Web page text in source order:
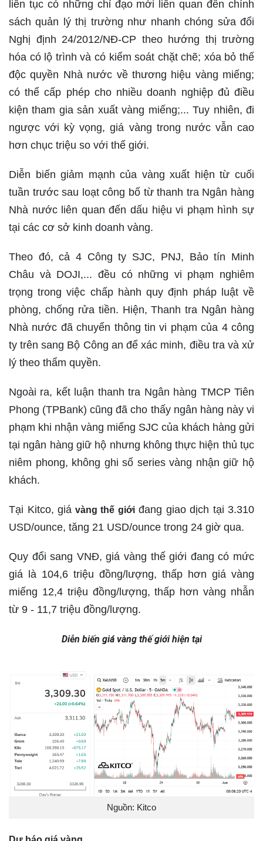
liên tục có những chỉ đạo mới liên quan đến chính
sách quản lý thị trường như nhanh chóng sửa đổi
Nghị định 24/2012/NĐ-CP theo hướng thị trường
hóa có lộ trình và có kiểm soát chặt chẽ; xóa bỏ thế
độc quyền Nhà nước về thương hiệu vàng miếng;
có thể cấp phép cho nhiều doanh nghiệp đủ điều
kiện tham gia sản xuất vàng miếng;... Tuy nhiên, đi
ngược với kỳ vọng, giá vàng trong nước vẫn cao
hơn chục triệu so với thế giới.
Diễn biến giảm mạnh của vàng xuất hiện từ cuối
tuần trước sau loạt công bố từ thanh tra Ngân hàng
Nhà nước liên quan đến dấu hiệu vi phạm hình sự
tại các cơ sở kinh doanh vàng.
Theo đó, cả 4 Công ty SJC, PNJ, Bảo tín Minh
Châu và DOJI,... đều có những vi phạm nghiêm
trọng trong việc chấp hành quy định pháp luật về
phòng, chống rửa tiền. Hiện, Thanh tra Ngân hàng
Nhà nước đã chuyển thông tin vi phạm của 4 công
ty trên sang Bộ Công an để xác minh, điều tra và xử
lý theo thẩm quyền.
Ngoài ra, kết luận thanh tra Ngân hàng TMCP Tiên
Phong (TPBank) cũng đã cho thấy ngân hàng này vi
phạm khi nhận vàng miếng SJC của khách hàng gửi
tại ngân hàng giữ hộ nhưng không thực hiện thủ tục
niêm phong, không ghi số series vàng nhận giữ hộ
khách.
Tại Kitco, giá vàng thế giớiđang giao dịch tại 3.310
USD/ounce, tăng 21 USD/ounce trong 24 giờ qua.
Quy đổi sang VNĐ, giá vàng thế giới đang có mức
giá là 104,6 triệu đồng/lượng, thấp hơn giá vàng
miếng 12,4 triệu đồng/lượng, thấp hơn vàng nhẫn
từ 9 - 11,7 triệu đồng/lượng.
Diễn biến giá vàng thế giới hiện tại
Nguồn: Kitco